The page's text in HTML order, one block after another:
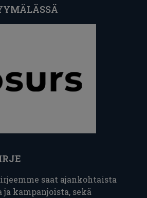
saat ajankohtaista
kampanjoista, sekä